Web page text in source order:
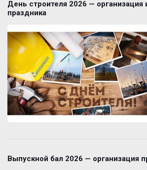
День строителя 2026 — организация
праздника
Выпускной бал 2026 — организация